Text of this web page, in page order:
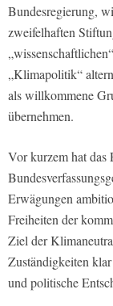
Bundesregierung,
zweifelhaften
„Klimapolitik“
als willkommene
übernehmen.
Vor kurzem hat das
Erwägungen
Freiheiten der
Ziel der
Zuständigkeiten
und politische